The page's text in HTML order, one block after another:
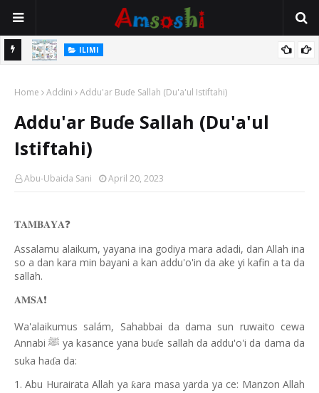
ILIMI
Inganta Ilimin Koyo Da Koyar Da Darussan Hausa a Yau
Home Addini Addu'ar Buɗe Sallah (Du'a'ul Istiftahi)
Addu'ar Buɗe Sallah (Du'a'ul
Istiftahi)
Abu-Ubaida Sani April 20, 2023
𝐓𝐀𝐌𝐁𝐀𝐘𝐀❓
Assalamu alaikum, yayana ina godiya mara adadi, dan Allah ina
so a dan kara min bayani a kan addu'o'in da ake yi kafin a ta da
sallah.
𝐀𝐌𝐒𝐀❗️
Wa'alaikumus salám, Sahabbai da dama sun ruwaito cewa
Annabiﷺ ya kasance yana buɗe sallah da addu'o'i da dama da
suka haɗa da:
1. Abu Hurairata Allah yaƙara masa yarda ya ce: Manzon Allah